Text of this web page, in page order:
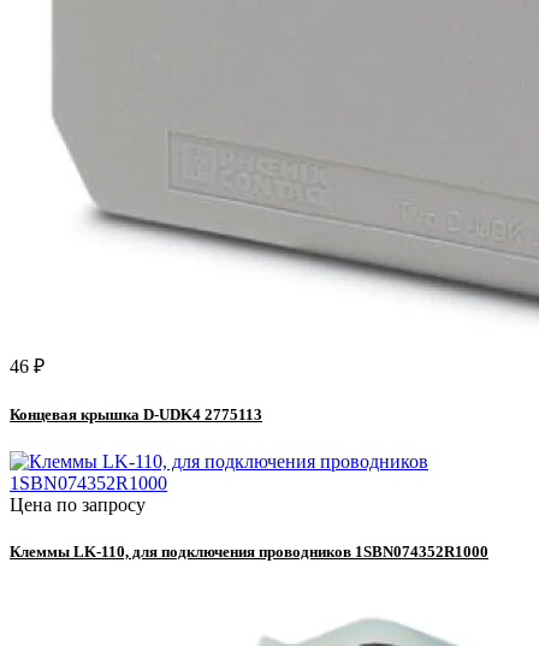
46 ₽
Концевая крышка D-UDK4 2775113
Цена по запросу
Клеммы LK-110, для подключения проводников 1SBN074352R1000